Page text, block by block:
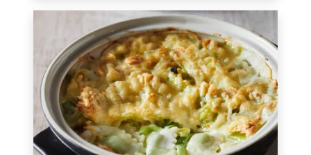
En savoir plus